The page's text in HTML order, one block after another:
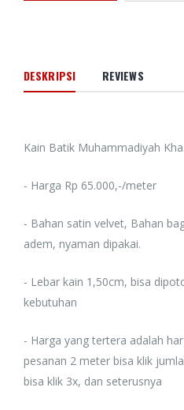
DESKRIPSI REVIEWS
Kain Batik Muhammadiyah
- Harga Rp 65.000,-/meter
- Bahan satin velvet, Bahan
adem, nyaman dipakai.
- Lebar kain 1,50cm, bisa
kebutuhan
- Harga yang tertera adalah
pesanan 2 meter bisa klik
bisa klik 3x, dan seterusnya